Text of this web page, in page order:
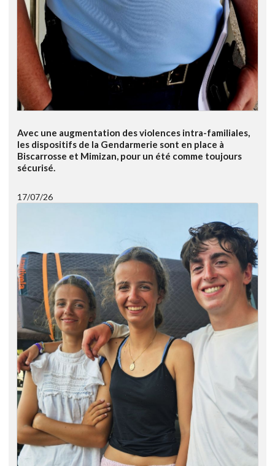
Avec une augmentation des violences intra-familiales,
les dispositifs de la Gendarmerie sont en place à
Biscarrosse et Mimizan, pour un été comme toujours
sécurisé.
17/07/26